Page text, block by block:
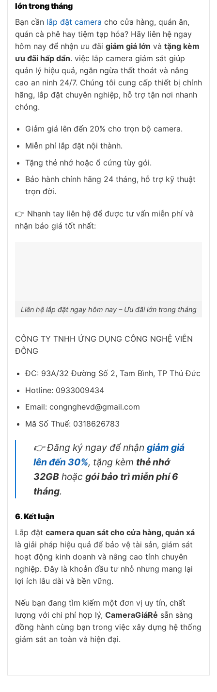
lớn trong tháng
Bạn cần lắp đặt camera cho cửa hàng, quán ăn,
quán cà phê hay tiệm tạp hóa? Hãy liên hệ ngay
hôm nay để nhận ưu đãi giảm giá lớn và tặng kèm
ưu đãi hấp dẩn. việc lắp camera giám sát giúp
quản lý hiệu quả, ngăn ngừa thất thoát và nâng
cao an ninh 24/7. Chúng tôi cung cấp thiết bị chính
hãng, lắp đặt chuyên nghiệp, hỗ trợ tận nơi nhanh
chóng.
Giảm giá lên đến 20% cho trọn bộ camera.
Miễn phí lắp đặt nội thành.
Tặng thẻ nhớ hoặc ổ cứng tùy gói.
Bảo hành chính hãng 24 tháng, hỗ trợ kỹ thuật
trọn đời.
👉 Nhanh tay liên hệ để được tư vấn miễn phí và
nhận báo giá tốt nhất:
Liên hệ lắp đặt ngay hôm nay – Ưu đãi lớn trong tháng
CÔNG TY TNHH ỨNG DỤNG CÔNG NGHỆ VIỄN
ĐÔNG
ĐC: 93A/32 Đường Số 2, Tam Bình, TP Thủ Đức
Hotline: 0933009434
Email: congnghevd@gmail.com
Mã Số Thuế: 0318626783
👉 Đăng ký ngay để nhận giảm giá
lên đến 30%, tặng kèm thẻ nhớ
32GB hoặc gói bảo trì miễn phí 6
tháng.
6. Kết luận
Lắp đặt camera quan sát cho cửa hàng, quán xá
là giải pháp hiệu quả để bảo vệ tài sản, giám sát
hoạt động kinh doanh và nâng cao tính chuyên
nghiệp. Đây là khoản đầu tư nhỏ nhưng mang lại
lợi ích lâu dài và bền vững.
Nếu bạn đang tìm kiếm một đơn vị uy tín, chất
lượng với chi phí hợp lý, CameraGiáRẻ sẵn sàng
đồng hành cùng bạn trong việc xây dựng hệ thống
giám sát an toàn và hiện đại.